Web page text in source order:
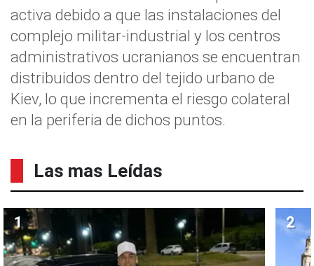
activa debido a que las instalaciones del
complejo militar-industrial y los centros
administrativos ucranianos se encuentran
distribuidos dentro del tejido urbano de
Kiev, lo que incrementa el riesgo colateral
en la periferia de dichos puntos.
Las mas Leídas